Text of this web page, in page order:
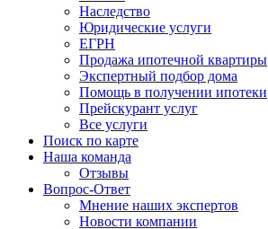
Наследство
Юридические услуги
ЕГРН
Продажа ипотечной квартиры
Экспертный подбор дома
Помощь в получении ипотеки
Прейскурант услуг
Все услуги
Поиск по карте
Наша команда
Отзывы
Вопрос-Ответ
Мнение наших экспертов
Новости компании